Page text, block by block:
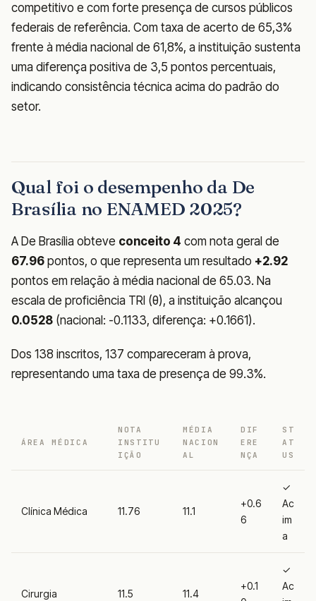
competitivo e com forte presença de cursos públicos
federais de referência. Com taxa de acerto de 65,3%
frente à média nacional de 61,8%, a instituição sustenta
uma diferença positiva de 3,5 pontos percentuais,
indicando consistência técnica acima do padrão do
setor.
Qual foi o desempenho da De
Brasília no ENAMED 2025?
A De Brasília obteve conceito 4 com nota geral de
67.96 pontos, o que representa um resultado +2.92
pontos em relação à média nacional de 65.03. Na
escala de proficiência TRI (θ), a instituição alcançou
0.0528 (nacional: -0.1133, diferença: +0.1661).
Dos 138 inscritos, 137 compareceram à prova,
representando uma taxa de presença de 99.3%.
ÁREA MÉDICA
NOTA
INSTITU
IÇÃO
MÉDIA
NACION
AL
DIF
ERE
NÇA
ST
AT
US
Clínica Médica 11.76 11.1
+0.6
6
✓
Ac
im
a
Cirurgia 11.5 11.4
+0.1
✓
Ac